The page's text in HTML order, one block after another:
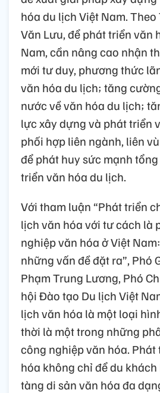
hóa du lịch Việt Nam.
Văn Lưu, để phát triển văn
Nam, cần nâng cao nhận
mới tư duy, phương thức
văn hóa du lịch; tăng
nước về văn hóa du lịch;
lực xây dựng và phát triển
phối hợp liên ngành, liên
để phát huy sức mạnh
triển văn hóa du lịch.
Với tham luận “Phát triển
lịch văn hóa với tư cách là
nghiệp văn hóa ở Việt
những vấn đề đặt ra”, Phó
Phạm Trung Lương, Phó
hội Đào tạo Du lịch Việt
lịch văn hóa là một loại
thời là một trong những
công nghiệp văn hóa.
hóa không chỉ để du
tàng di sản văn hóa đa